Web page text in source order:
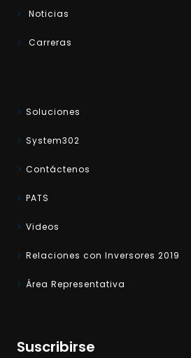
Noticias
Carreras
Soluciones
System302
Contáctenos
PATS
Videos
Relaciones con Inversores 2019
Área Representativa
Suscribirse